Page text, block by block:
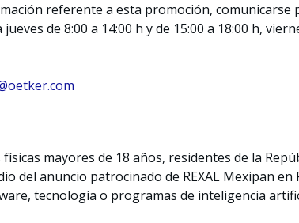
referente a esta promoción, comunicarse
de 8:00 a 14:00 h y de 15:00 a 18:00 h,
mayores de 18 años, residentes de la
del anuncio patrocinado de REXAL Mexipan en
tecnología o programas de inteligencia